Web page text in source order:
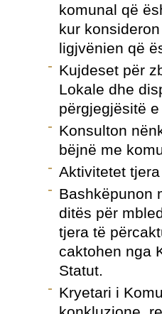
komunal që
kur
ligjvënien që
Kujdeset për
Lokale dhe
përgjegjësitë
Konsulton
bëjnë me
Aktivitetet
Bashkëpunon
ditës për
tjera të
caktohen nga
Statut.
Kryetari i